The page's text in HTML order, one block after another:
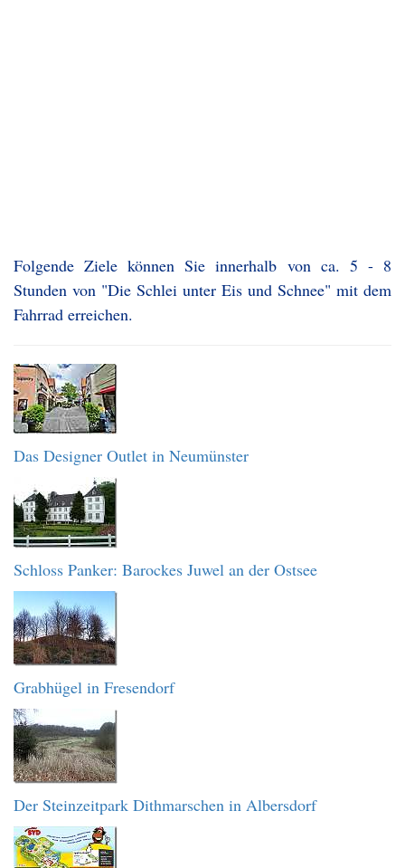
Folgende Ziele können Sie innerhalb von ca. 5 - 8
Stunden von "Die Schlei unter Eis und Schnee" mit dem
Fahrrad erreichen.
Das Designer Outlet in Neumünster
Schloss Panker: Barockes Juwel an der Ostsee
Grabhügel in Fresendorf
Der Steinzeitpark Dithmarschen in Albersdorf